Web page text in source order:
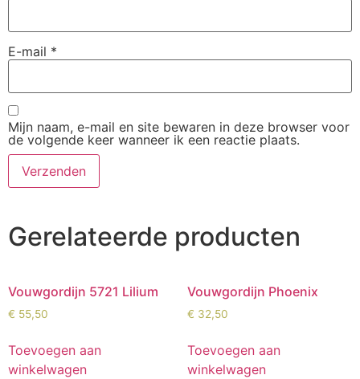
E-mail *
Mijn naam, e-mail en site bewaren in deze browser voor
de volgende keer wanneer ik een reactie plaats.
Gerelateerde producten
Vouwgordijn 5721 Lilium
€ 55,50
Toevoegen aan
winkelwagen
Vouwgordijn Phoenix
€ 32,50
Toevoegen aan
winkelwagen